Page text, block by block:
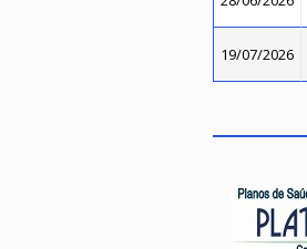
19/07/2026